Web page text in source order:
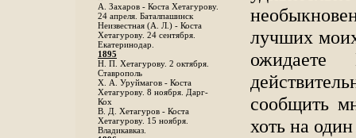
А. Захаров - Коста Хетагурову.
24 апреля. Баталпашинск
Неизвестная (А. Л.) - Коста
Хетагурову. 24 сентября.
Екатеринодар.
1895
Н. П. Хетагурову. 2 октября.
Ставрополь
X. А. Уруймагов - Коста
Хетагурову. 8 ноября. Дарг-
Кох
В. Д. Хетагуров - Коста
Хетагурову. 15 ноября.
Владикавказ.
лучших
ожидаете
сообщить
хоть на